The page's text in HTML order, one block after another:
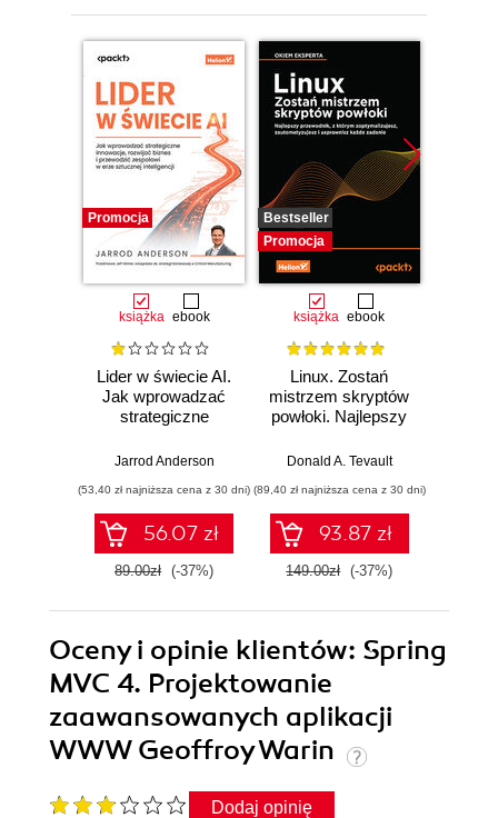
Promocja
książka ebook
Lider w świecie AI.
Jak wprowadzać
strategiczne
biznes i
zespołowi w erze
sztucznej
inteligencji
Jarrod Anderson
(53,40 zł najniższa cena z 30 dni)
56.07 zł
89.00zł (-37%)
Bestseller
Promocja
książka ebook
Linux. Zostań
mistrzem skryptów
powłoki. Najlepszy
którym
zautomatyzujesz i
usprawnisz każde
zadanie
Donald A. Tevault
(89,40 zł najniższa cena z 30 dni)
93.87 zł
149.00zł (-37%)
Oceny i opinie klientów: Spring
MVC 4. Projektowanie
zaawansowanych aplikacji
WWW Geoffroy Warin
Dodaj opinię